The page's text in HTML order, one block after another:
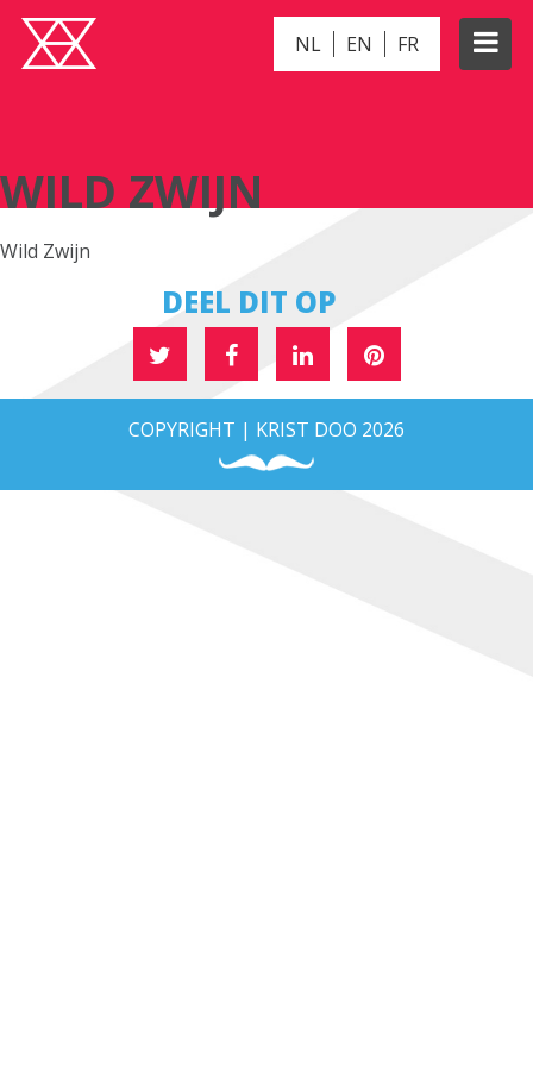
NL EN FR
WILD ZWIJN
Wild Zwijn
DEEL DIT OP
COPYRIGHT | KRIST DOO 2026